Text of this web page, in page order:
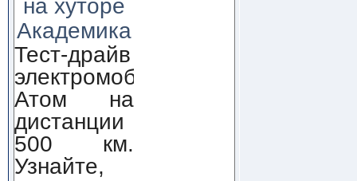
на хуторе
Академика
Тест-драйв
электромобиля
Атом на
дистанции
500 км.
Узнайте,